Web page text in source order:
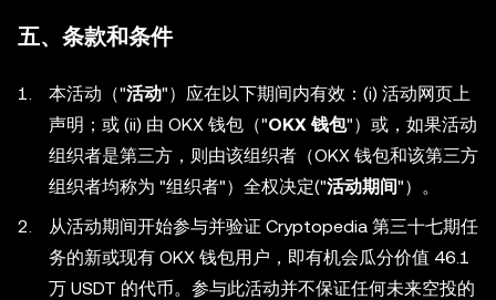
五、条款和条件
本活动（"活动"）应在以下期间内有效：(i) 活动网页上
声明；或 (ii) 由 OKX 钱包（"OKX 钱包"）或，如果活动
组织者是第三方，则由该组织者（OKX 钱包和该第三方
组织者均称为 "组织者"）全权决定("活动期间"）。
从活动期间开始参与并验证 Cryptopedia 第三十七期任
务的新或现有 OKX 钱包用户，即有机会瓜分价值 46.1
万 USDT 的代币。参与此活动并不保证任何未来空投的